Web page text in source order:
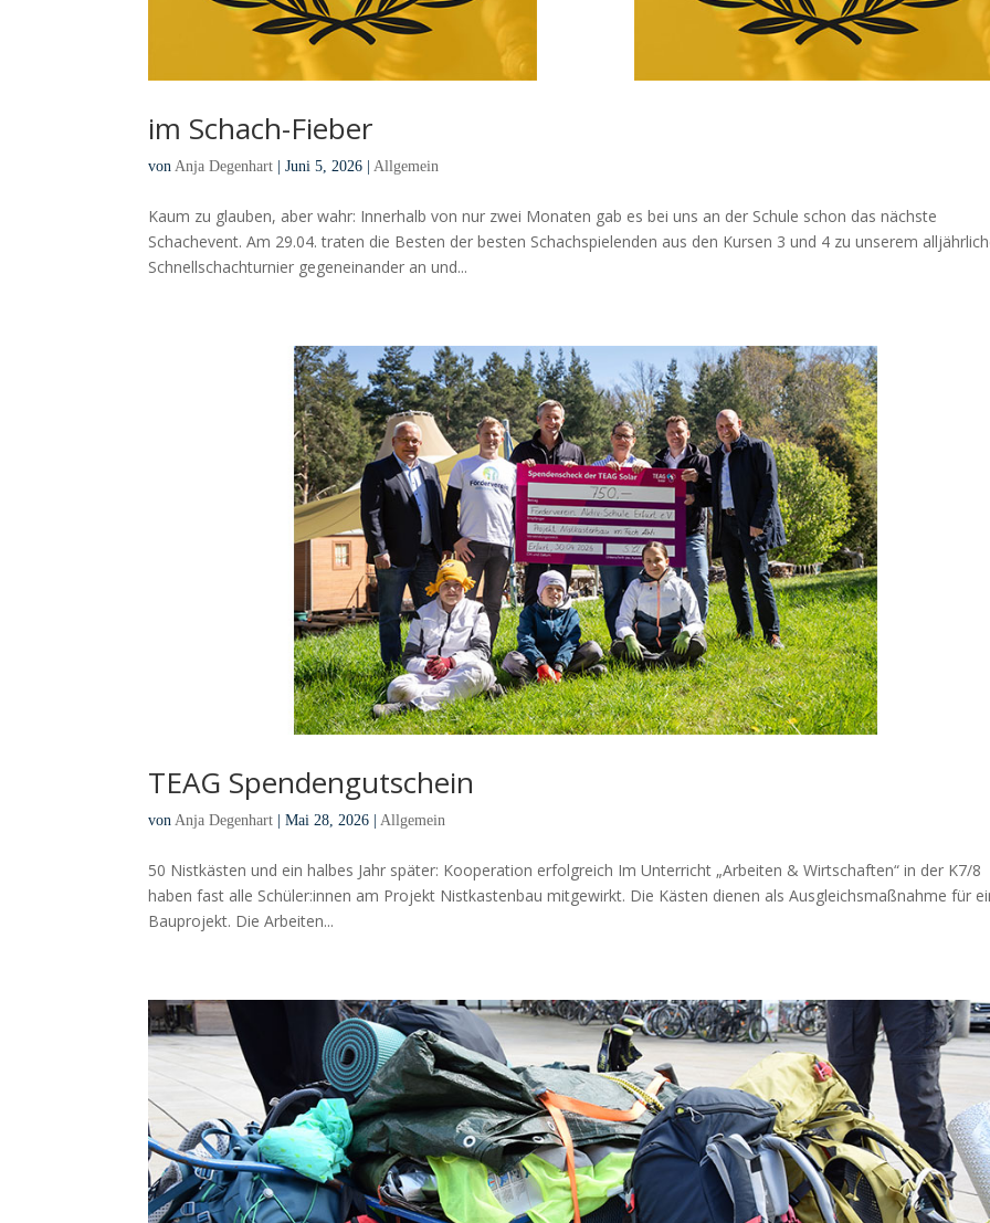
im Schach-Fieber
vonAnja Degenhart |Juni 5, 2026 |Allgemein
Kaum zu glauben, aber wahr: Innerhalb von nur zwei Monaten gab es bei uns an der Schule schon das nächste
Schachevent. Am 29.04. traten die Besten der besten Schachspielenden aus den Kursen 3 und 4 zu unserem
Schnellschachturnier gegeneinander an und...
TEAG Spendengutschein
vonAnja Degenhart |Mai 28, 2026 |Allgemein
50 Nistkästen und ein halbes Jahr später: Kooperation erfolgreich Im Unterricht „Arbeiten & Wirtschaften“ in der K7/8
haben fast alle Schüler:innen am Projekt Nistkastenbau mitgewirkt. Die Kästen dienen als Ausgleichsmaßnahme für
Bauprojekt. Die Arbeiten...